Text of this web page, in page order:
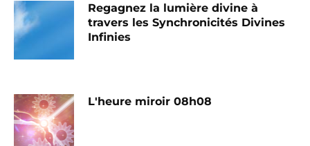
Regagnez la lumière divine à
travers les Synchronicités Divines
Infinies
L'heure miroir 08h08